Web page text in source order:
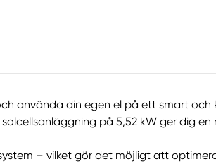
använda din egen el på ett smart
på 5,52 kW ger dig
– vilket gör det möjligt att